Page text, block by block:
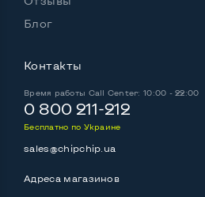
Блог
Контакты
Время работы Call Center: 10:00 - 22:00
0 800 211-212
Бесплатно по Украине
sales@chipchip.ua
Адреса магазинов